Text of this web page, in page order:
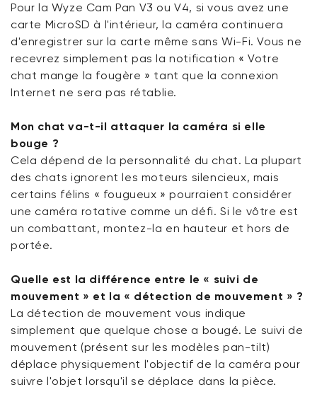
Pour la Wyze Cam Pan V3 ou V4, si vous avez une
carte MicroSD à l'intérieur, la caméra continuera
d'enregistrer sur la carte même sans Wi-Fi. Vous ne
recevrez simplement pas la notification « Votre
chat mange la fougère » tant que la connexion
Internet ne sera pas rétablie.
Mon chat va-t-il attaquer la caméra si elle
bouge ?
Cela dépend de la personnalité du chat. La plupart
des chats ignorent les moteurs silencieux, mais
certains félins « fougueux » pourraient considérer
une caméra rotative comme un défi. Si le vôtre est
un combattant, montez-la en hauteur et hors de
portée.
Quelle est la différence entre le « suivi de
mouvement » et la « détection de mouvement » ?
La détection de mouvement vous indique
simplement que quelque chose a bougé. Le suivi de
mouvement (présent sur les modèles pan-tilt)
déplace physiquement l'objectif de la caméra pour
suivre l'objet lorsqu'il se déplace dans la pièce.